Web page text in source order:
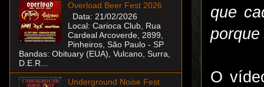
que
O
Overload Beer Fest 2026
Data: 21/02/2026
Local: Carioca Club, Rua
Cardeal Arcoverde, 2899,
Pinheiros, São Paulo - SP
Bandas: Obituary (EUA), Vulcano, Surra,
D.E.R...
Underground Noise Fest